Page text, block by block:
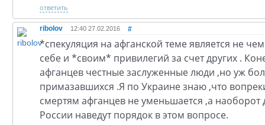
ответить
ribolov 12:40 27.02.2016 #
*спекуляция на афганской теме является не
себе и *своим* привилегий за счет других .
афганцев честные заслуженные люди ,но уж
примазавшихся .Я по Украине знаю ,что
смертям афганцев не уменьшается ,а наоборот
России наведут порядок в этом вопросе.